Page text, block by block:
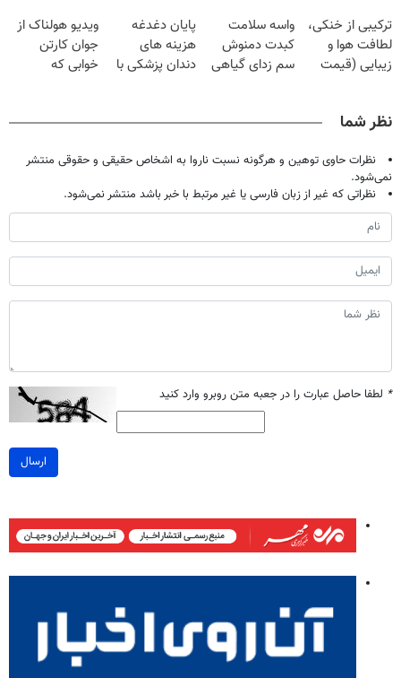
میلیون تومان!!!
فقط ۲۵ میلیون
درمانش کرد؟؟؟؟
ترکیبی از خنکی،
لطافت هوا و
زیبایی (قیمت
واسه سلامت
کبدت دمنوش
سم زدای گیاهی
تخفیف)
پایان دغدغه
هزینه های
دندان پزشکی با
ویدیو هولناک از
جوان کارتن
خوابی که
نظر شما
نظرات حاوی توهین و هرگونه نسبت ناروا به اشخاص حقیقی و حقوقی منتشر
نمی‌شود.
نظراتی که غیر از زبان فارسی یا غیر مرتبط با خبر باشد منتشر نمی‌شود.
* لطفا حاصل عبارت را در جعبه متن روبرو وارد کنید
ارسال